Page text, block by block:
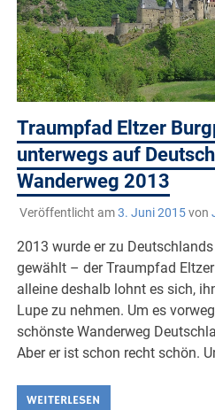
Traumpfad Eltzer
unterwegs auf
Wanderweg 2013
Veröffentlicht am3. Juni 2015von
2013 wurde er zu
gewählt – der Traumpfad
alleine deshalb lohnt es sich,
Lupe zu nehmen. Um es
schönste Wanderweg
Aber er ist schon recht schön.
WEITERLESEN